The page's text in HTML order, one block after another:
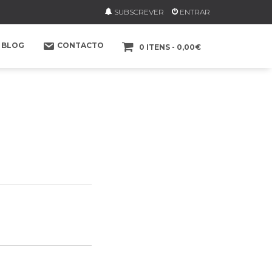
SUBSCREVER ENTRAR
BLOG CONTACTO 0 ITENS 0,00€